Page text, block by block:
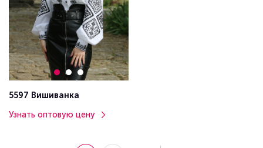
5597 Вишиванка
Узнать оптовую цену